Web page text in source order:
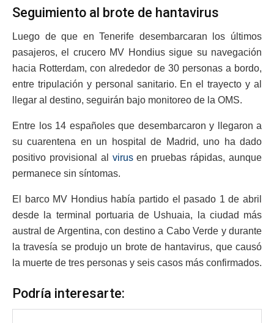
Seguimiento al brote de hantavirus
Luego de que en Tenerife desembarcaran los últimos
pasajeros, el crucero MV Hondius sigue su navegación
hacia Rotterdam, con alrededor de 30 personas a bordo,
entre tripulación y personal sanitario. En el trayecto y al
llegar al destino, seguirán bajo monitoreo de la OMS.
Entre los 14 españoles que desembarcaron y llegaron a
su cuarentena en un hospital de Madrid, uno ha dado
positivo provisional al virusen pruebas rápidas, aunque
permanece sin síntomas.
El barco MV Hondius había partido el pasado 1 de abril
desde la terminal portuaria de Ushuaia, la ciudad más
austral de Argentina, con destino a Cabo Verde y durante
la travesía se produjo un brote de hantavirus, que causó
la muerte de tres personas y seis casos más confirmados.
Podría interesarte: